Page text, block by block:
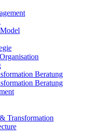
Beratung
Beratung
Transformation